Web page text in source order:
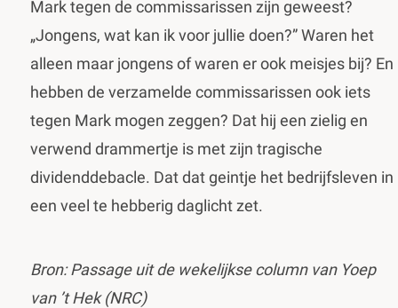
Mark tegen de commissarissen zijn geweest?
„Jongens, wat kan ik voor jullie doen?” Waren het
alleen maar jongens of waren er ook meisjes bij? En
hebben de verzamelde commissarissen ook iets
tegen Mark mogen zeggen? Dat hij een zielig en
verwend drammertje is met zijn tragische
dividenddebacle. Dat dat geintje het bedrijfsleven in
een veel te hebberig daglicht zet.
Bron: Passage uit de wekelijkse column van Yoep
van ’t Hek (NRC)